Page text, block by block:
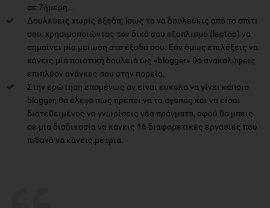
σε 7ήμερη...
Δουλεύεις χωρίς έξοδα; Ίσως το να δουλεύεις από το σπίτι
σου, χρησιμοποιώντας τον δικό σου εξοπλισμό (laptop) να
σημαίνει μία μείωση στα έξοδά σου. Εάν όμως επιλέξεις να
κάνεις μία ποιοτική δουλειά ως «blogger» θα ανακαλύψεις
επιπλέον ανάγκες σου στην πορεία.
Στην ερώτηση επομένως αν είναι εύκολο να γίνει κάποιο
blogger, θα έλεγα πως πρέπει να το αγαπάς και να είσαι
διατεθειμένος να γνωρίσεις νέα πράγματα, αφού θα μπεις
σε μία διαδικασία να κάνεις 16 διαφορετικές εργασίες που
πιθανό να κάνεις μέτρια.